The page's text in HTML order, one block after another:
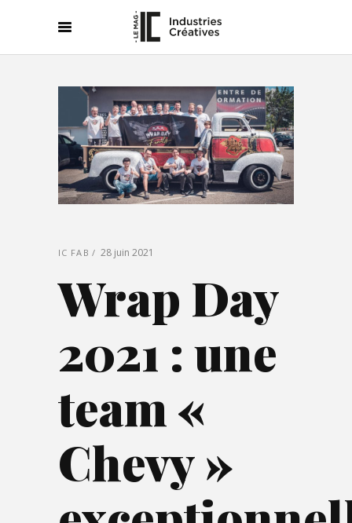
IC FAB 28 juin 2021
Wrap Day
2021 : une
team «
Chevy »